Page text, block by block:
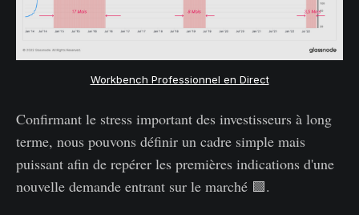
Workbench Professionnel en Direct
Confirmant le stress important des investisseurs à long
terme, nous pouvons définir un cadre simple mais
puissant afin de repérer les premières indications d'une
nouvelle demande entrant sur le marché 🟩.